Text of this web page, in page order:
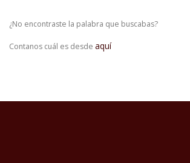
¿No encontraste la palabra que buscabas?
Contanos cuál es desde aquí